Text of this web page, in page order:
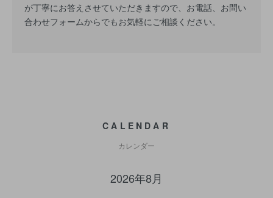
が丁寧にお答えさせていただきますので、お電話、お問い
合わせフォームからでもお気軽にご相談ください。
CALENDAR
カレンダー
2026年8月